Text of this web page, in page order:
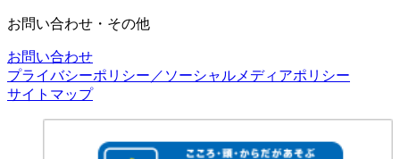
お問い合わせ・その他
お問い合わせ
プライバシーポリシー／ソーシャルメディアポリシー
サイトマップ